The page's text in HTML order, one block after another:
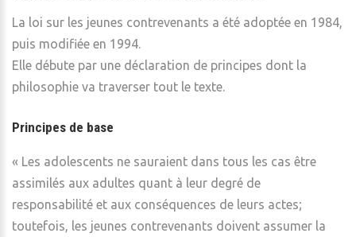
La loi sur les jeunes contrevenants a été adoptée en 1984,
puis modifiée en 1994.
Elle débute par une déclaration de principes dont la
philosophie va traverser tout le texte.
Principes de base
« Les adolescents ne sauraient dans tous les cas être
assimilés aux adultes quant à leur degré de
responsabilité et aux conséquences de leurs actes;
toutefois, les jeunes contrevenants doivent assumer la